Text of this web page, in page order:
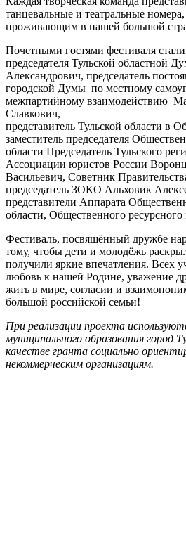
танцевальные и театральные
проживающим в нашей большой
Почетными гостями фестиваля стали
председателя Тульской областной
Александрович, председатель
городской Думы по местному
межпартийному взаимодействию
Славкович,
представитель Тульской области в
заместитель председателя
области Председатель Тульского
Ассоциации юристов России
Васильевич, Советник
председатель ЗОКО Альховик
представители Аппарата
области, Общественного
Фестиваль, посвящённый дружбе
тому, чтобы дети и молодёжь
получили яркие впечатления. Всех
любовь к нашей Родине, уважение
жить в мире, согласии и
большой российской семьи!
При реализации проекта
муниципального образования город
качестве гранта социально
некоммерческим организациям.